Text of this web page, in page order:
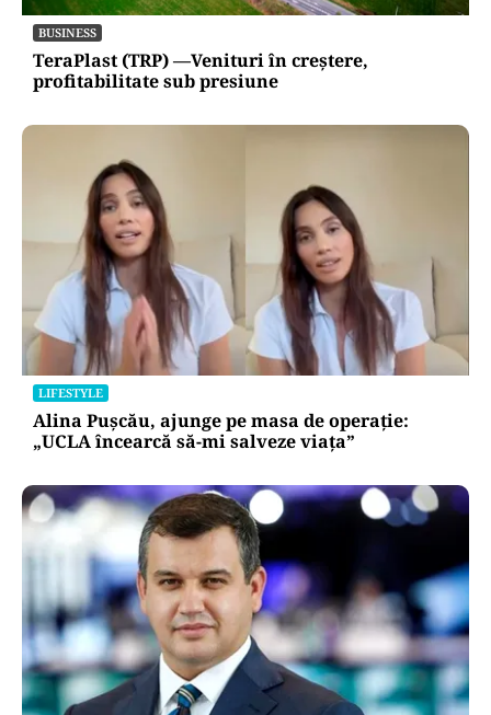
BUSINESS
TeraPlast (TRP) —Venituri în creștere,
profitabilitate sub presiune
LIFESTYLE
Alina Pușcău, ajunge pe masa de operație:
„UCLA încearcă să-mi salveze viața”